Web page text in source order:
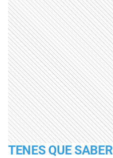
TENES QUE SABER